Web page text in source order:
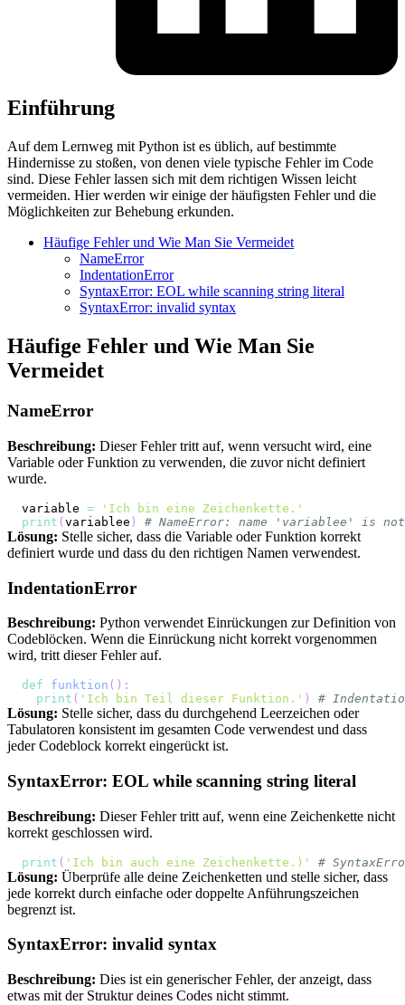
Einführung
Auf dem Lernweg mit Python ist es üblich, auf bestimmte
Hindernisse zu stoßen, von denen viele typische Fehler im Code
sind. Diese Fehler lassen sich mit dem richtigen Wissen leicht
vermeiden. Hier werden wir einige der häufigsten Fehler und die
Möglichkeiten zur Behebung erkunden.
Häufige Fehler und Wie Man Sie Vermeidet
NameError
IndentationError
SyntaxError: EOL while scanning string literal
SyntaxError: invalid syntax
Häufige Fehler und Wie Man Sie
Vermeidet
NameError
Beschreibung: Dieser Fehler tritt auf, wenn versucht wird, eine
Variable oder Funktion zu verwenden, die zuvor nicht definiert
wurde.
variable =
'Ich bin eine Zeichenkette.'
print ( variablee ) # NameError: name 'variablee' is
Lösung: Stelle sicher, dass die Variable oder Funktion korrekt
definiert wurde und dass du den richtigen Namen verwendest.
IndentationError
Beschreibung: Python verwendet Einrückungen zur Definition von
Codeblöcken. Wenn die Einrückung nicht korrekt vorgenommen
wird, tritt dieser Fehler auf.
def funktion ( ) :
print ( 'Ich bin Teil dieser Funktion.' ) #
Lösung: Stelle sicher, dass du durchgehend Leerzeichen oder
Tabulatoren konsistent im gesamten Code verwendest und dass
jeder Codeblock korrekt eingerückt ist.
SyntaxError: EOL while scanning string literal
Beschreibung: Dieser Fehler tritt auf, wenn eine Zeichenkette nicht
korrekt geschlossen wird.
print ( 'Ich bin auch eine Zeichenkette.)' #
Lösung: Überprüfe alle deine Zeichenketten und stelle sicher, dass
jede korrekt durch einfache oder doppelte Anführungszeichen
begrenzt ist.
SyntaxError: invalid syntax
Beschreibung: Dies ist ein generischer Fehler, der anzeigt, dass
etwas mit der Struktur deines Codes nicht stimmt.